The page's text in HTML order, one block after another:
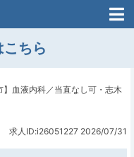
わせ
こちら
】血液内科／当直なし可・志木
求人ID:i26051227 2026/07/31